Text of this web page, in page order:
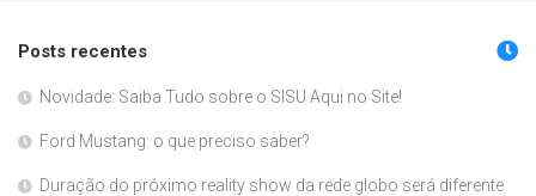
Posts recentes
Novidade: Saiba Tudo sobre o SISU Aqui no Site!
Ford Mustang: o que preciso saber?
Duração do próximo reality show da rede globo será diferente